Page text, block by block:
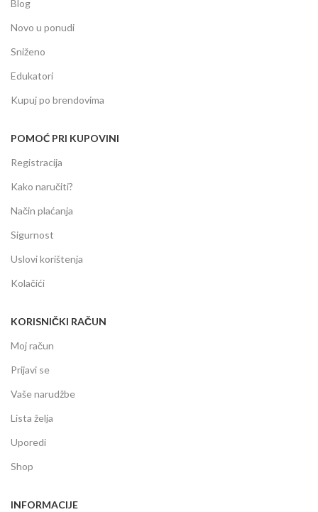
Blog
Novo u ponudi
Sniženo
Edukatori
Kupuj po brendovima
POMOĆ PRI KUPOVINI
Registracija
Kako naručiti?
Način plaćanja
Sigurnost
Uslovi korištenja
Kolačići
KORISNIČKI RAČUN
Moj račun
Prijavi se
Vaše narudžbe
Lista želja
Uporedi
Shop
INFORMACIJE